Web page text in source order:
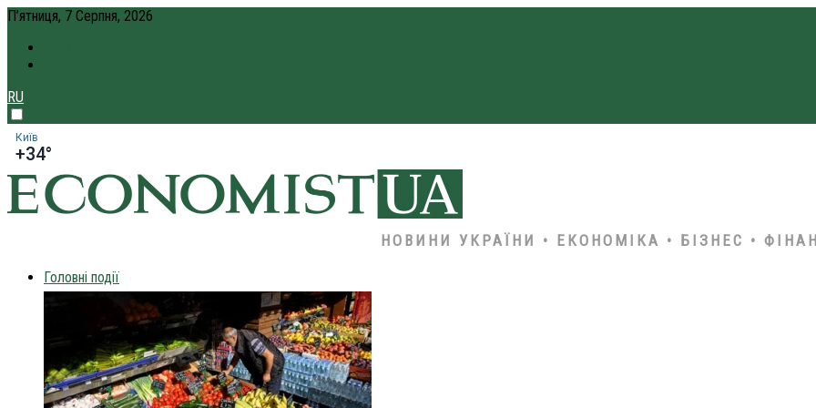
П’ятниця, 7 Серпня, 2026
RU
Київ
+34°
НОВИНИ УКРАЇНИ • ЕКОНОМІКА • БІЗНЕС •
Головні події